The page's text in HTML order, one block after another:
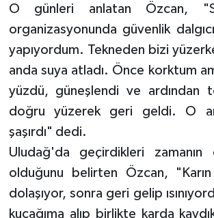
O günleri anlatan Özcan,
organizasyonunda güvenlik
yapıyordum. Tekneden bizi
anda suya atladı. Önce korktum
yüzdü, güneşlendi ve ardından
doğru yüzerek geri geldi. O
şaşırdı" dedi.
Uludağ'da geçirdikleri zamanın
olduğunu belirten Özcan, "Karın
dolaşıyor, sonra geri gelip
kucağıma alıp birlikte karda